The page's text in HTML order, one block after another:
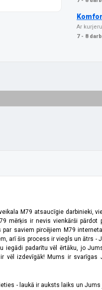
Ar
7 - 8
M79 atsaucīgie darbinieki,
mērķis ir nevis vienkārši
saviem pircējiem M79
arī šis process ir viegls un ātrs
iegādi padarītu vēl ērtāku, jo
vēl izdevīgāk! Mums ir
- laukā ir auksts laiks un